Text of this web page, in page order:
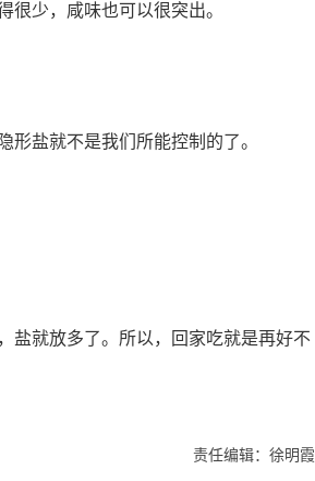
很少，咸味也可以很突出。
盐就不是我们所能控制的了。
盐就放多了。所以，回家吃就是再好不
责任编辑：徐明霞